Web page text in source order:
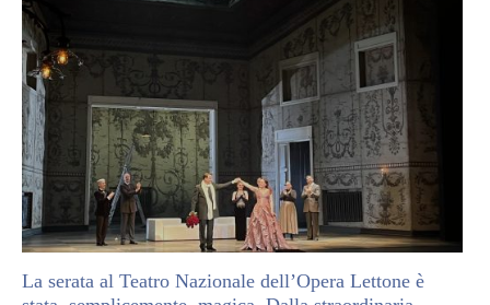
La serata al Teatro Nazionale dell’Opera Lettone è